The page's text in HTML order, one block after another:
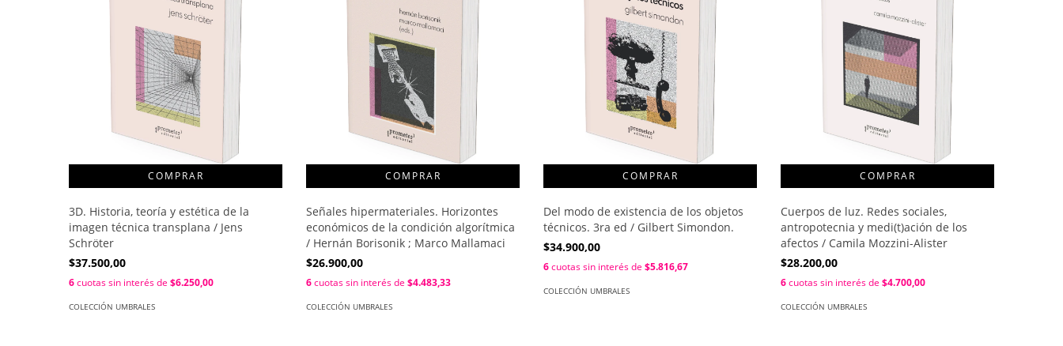
3D. Historia, teoría y estética de la
imagen técnica transplana / Jens
Schröter
$37.500,00
6cuotas sin interés de $6.250,00
COLECCIÓN UMBRALES
Señales hipermateriales. Horizontes
económicos de la condición algorítmica
/ Hernán Borisonik ; Marco Mallamaci
$26.900,00
6cuotas sin interés de $4.483,33
COLECCIÓN UMBRALES
Del modo de existencia de los objetos
técnicos. 3ra ed / Gilbert Simondon.
$34.900,00
6cuotas sin interés de $5.816,67
COLECCIÓN UMBRALES
Cuerpos de luz. Redes sociales,
antropotecnia y medi(t)ación de los
afectos / Camila Mozzini-Alister
$28.200,00
6cuotas sin interés de $4.700,00
COLECCIÓN UMBRALES